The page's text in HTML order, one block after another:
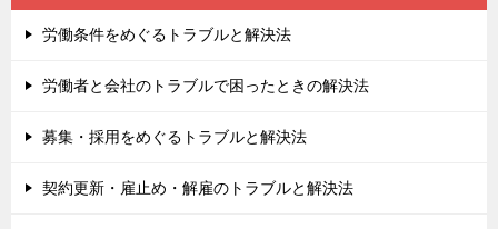
労働条件をめぐるトラブルと解決法
労働者と会社のトラブルで困ったときの解決法
募集・採用をめぐるトラブルと解決法
契約更新・雇止め・解雇のトラブルと解決法